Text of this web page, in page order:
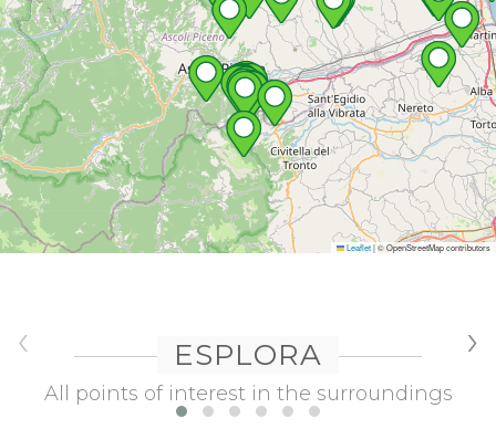
Leaflet|© OpenStreetMap contributors
ESPLORA
All points of interest in the surroundings
‹ ›